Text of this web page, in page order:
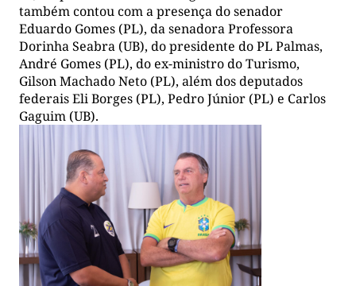
também contou com a presença do senador
Eduardo Gomes (PL), da senadora Professora
Dorinha Seabra (UB), do presidente do PL Palmas,
André Gomes (PL), do ex-ministro do Turismo,
Gilson Machado Neto (PL), além dos deputados
federais Eli Borges (PL), Pedro Júnior (PL) e Carlos
Gaguim (UB).